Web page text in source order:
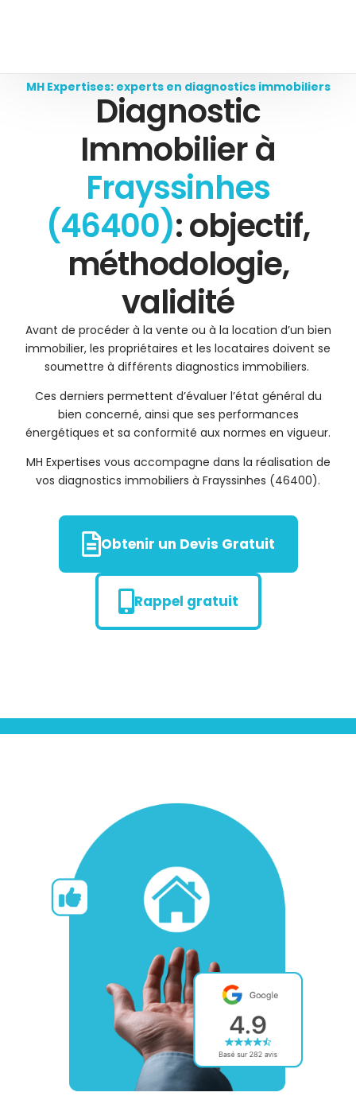
MH Expertises: experts en diagnostics immobiliers
Diagnostic
Immobilier à
Frayssinhes
(46400): objectif,
méthodologie,
validité
Avant de procéder à la vente ou à la location d’un bien
immobilier, les propriétaires et les locataires doivent se
soumettre à différents diagnostics immobiliers.
Ces derniers permettent d’évaluer l’état général du
bien concerné, ainsi que ses performances
énergétiques et sa conformité aux normes en vigueur.
MH Expertises vous accompagne dans la réalisation de
vos diagnostics immobiliers à Frayssinhes (46400).
Obtenir un Devis Gratuit
Rappel gratuit